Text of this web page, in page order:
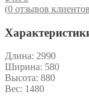
(0 отзывов
Длина: 2990
Ширина: 580
Высота: 880
Вес: 1480